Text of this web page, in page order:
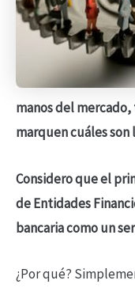
manos del
marquen cuáles
Considero que el
de Entidades
bancaria como un
¿Por qué?